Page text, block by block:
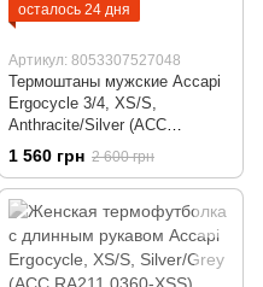
осталось 24 дня
Артикул: 8053307527048
Термоштаны мужские Accapi
Ergocycle 3/4, XS/S,
Anthracite/Silver (ACC
RА204.6603-XSS)
1 560 грн 2 600 грн